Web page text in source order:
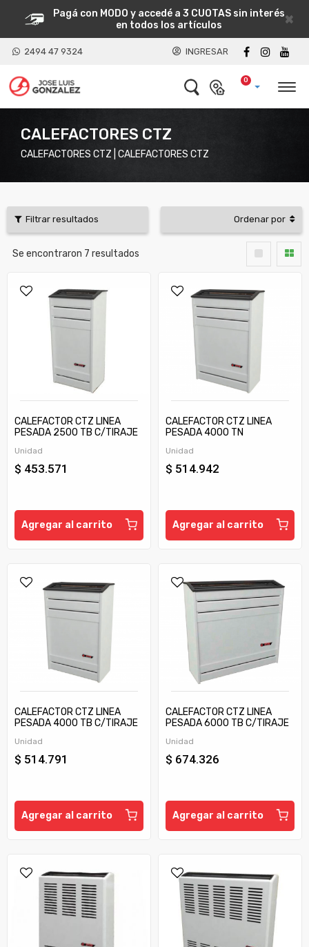
×
Pagá con MODO y accedé a 3 CUOTAS sin interés
en todos los artículos
2494 47 9324 INGRESAR
0
CALEFACTORES CTZ
CALEFACTORES CTZ | CALEFACTORES CTZ
Filtrar resultados Ordenar por
Se encontraron 7 resultados
CALEFACTOR CTZ LINEA
PESADA 2500 TB C/TIRAJE
Unidad
$ 453.571
Agregar al carrito
CALEFACTOR CTZ LINEA
PESADA 4000 TN
Unidad
$ 514.942
Agregar al carrito
CALEFACTOR CTZ LINEA
PESADA 4000 TB C/TIRAJE
Unidad
$ 514.791
Agregar al carrito
CALEFACTOR CTZ LINEA
PESADA 6000 TB C/TIRAJE
Unidad
$ 674.326
Agregar al carrito